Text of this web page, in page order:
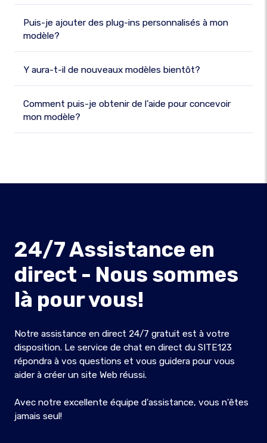
Puis-je ajouter des plug-ins personnalisés à mon
modèle?
Y aura-t-il de nouveaux modèles bientôt?
Comment puis-je obtenir de l’aide pour concevoir
mon modèle?
24/7 Assistance en
direct - Nous sommes
là pour vous!
Notre assistance en direct 24/7 gratuit est à votre
disposition. Le service de chat en direct du SITE123
répondra à vos questions et vous guidera pour vous
aider à créer un site Web réussi.
Avec notre excellente équipe d'assistance, vous n'êtes
jamais seul!